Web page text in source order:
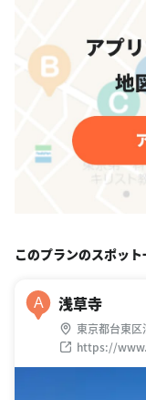
このプランのスポッ
A 浅草寺
東京都台東区
https://
5